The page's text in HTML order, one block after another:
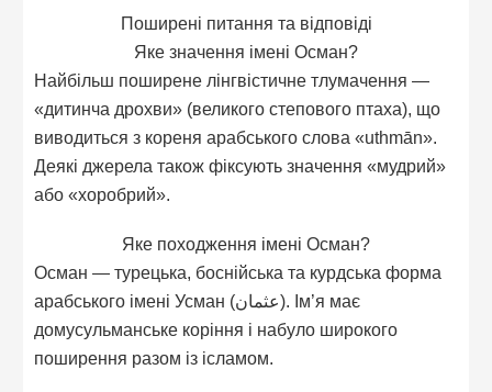
Поширені питання та відповіді
Яке значення імені Осман?
Найбільш поширене лінгвістичне тлумачення —
«дитинча дрохви» (великого степового птаха), що
виводиться з кореня арабського слова «uthmān».
Деякі джерела також фіксують значення «мудрий»
або «хоробрий».
Яке походження імені Осман?
Осман — турецька, боснійська та курдська форма
арабського імені Усман (عثمان). Ім’я має
домусульманське коріння і набуло широкого
поширення разом із ісламом.